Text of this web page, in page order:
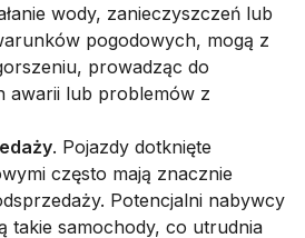
wody, zanieczyszczeń lub
pogodowych, mogą z
prowadząc do
awarii lub problemów z
. Pojazdy dotknięte
często mają znacznie
Potencjalni nabywcy
takie samochody, co utrudnia